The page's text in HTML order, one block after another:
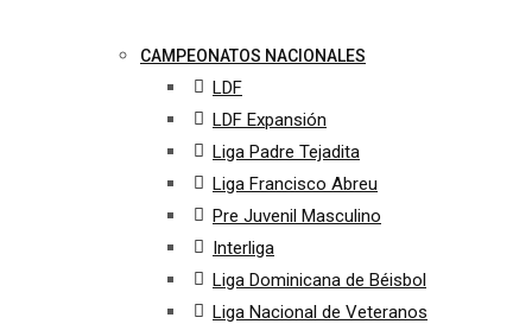
CAMPEONATOS NACIONALES
LDF
LDF Expansión
Liga Padre Tejadita
Liga Francisco Abreu
Pre Juvenil Masculino
Interliga
Liga Dominicana de Béisbol
Liga Nacional de Veteranos